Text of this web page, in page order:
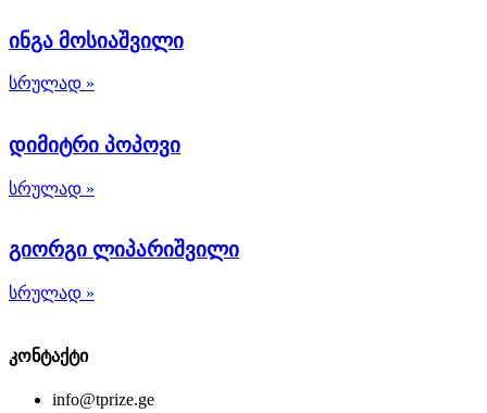
ინგა მოსიაშვილი
სრულად »
დიმიტრი პოპოვი
სრულად »
გიორგი ლიპარიშვილი
სრულად »
კონტაქტი
info@tprize.ge